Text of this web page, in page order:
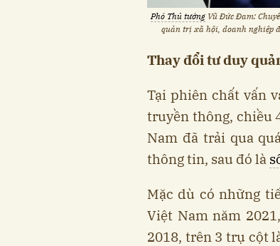
Phó Thủ tướng Vũ Đức Đam:
quản trị xã hội, doanh nghiệp
Thay đổi tư duy
Tại phiên chất vấn
truyền thông, chiều
Nam đã trải qua
thông tin, sau đó là
Mặc dù có những
Việt Nam năm
2018, trên 3 trụ cột